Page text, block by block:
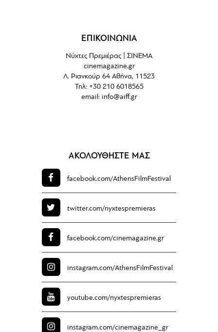
ΕΠΙΚΟΙΝΩΝΙΑ
Νύχτες Πρεμιέρας | ΣΙΝΕΜΑ
cinemagazine.gr
Λ. Ριανκούρ 64 Αθήνα, 11523
Τηλ: +30 210 6018565
email: info@aiff.gr
ΑΚΟΛΟΥΘΗΣΤΕ ΜΑΣ
facebook.com/AthensFilmFestival
twitter.com/nyxtespremieras
facebook.com/cinemagazine.gr
instagram.com/AthensFilmFestival
youtube.com/nyxtespremieras
instagram.com/cinemagazine_gr